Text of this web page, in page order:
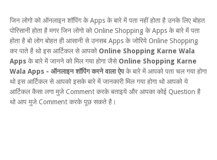
जिन लोगो को ऑनलाइन शॉपिंग के Apps के बारे में पता नहीं होता है उनके लिए बोहत
पोरिसानी होता है मगर जिन लोगो को Online Shopping के Apps के बारे में पता
होता है बो लोग बोहत ही आसानी से उनसब Apps के जोरिये Online Shopping
कर पाते है थो इस आर्टिकल से आपकोOnline Shopping Karne Wala
Apps के बारे में जानने को मिल गया होगा जैसे Online Shopping Karne
Wala Apps - ऑनलाइन शॉपिंग करने वाला ऐपके बारे में आपको पता चल गया होगा
थो इस आर्टिकल से आपको इसके बारे में जानकारी मिल गया होगा थो आपको ये
आर्टिकल कैसा लगा मुजे Comment करके बताइये और आपका कोई Question है
थो आप मुजे Comment करके पूछ सकते है।